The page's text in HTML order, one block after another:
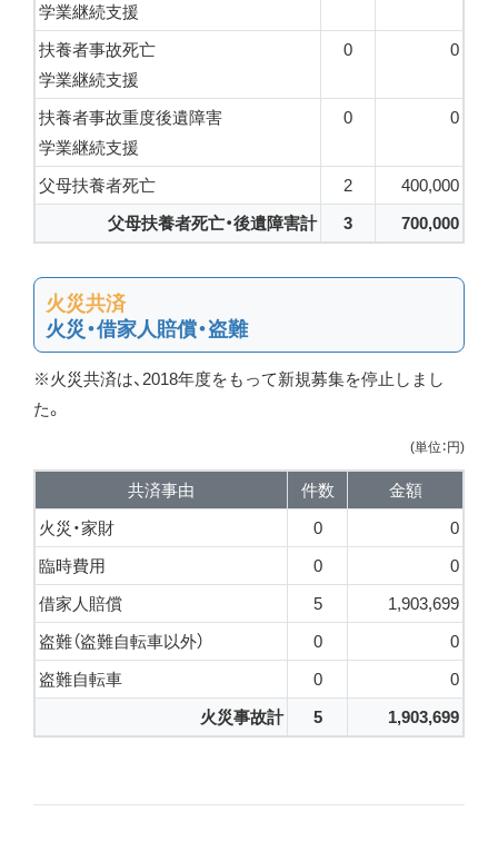
学業継続支援
扶養者事故死亡
学業継続支援
0 0
扶養者事故重度後遺障害
学業継続支援
0 0
父母扶養者死亡 2
400,000
父母扶養者死亡・後遺障害計
3 700,000
火災共済
火災・借家人賠償・盗難
※火災共済は、2018年度をもって新規募集を停止しまし
た。
(単位：円)
共済事由 件数
金額
火災・家財
0
0
臨時費用
0
0
借家人賠償
5
1,903,699
盗難（盗難自転車以外）
0
0
盗難自転車
0
0
火災事故計
5 1,903,699